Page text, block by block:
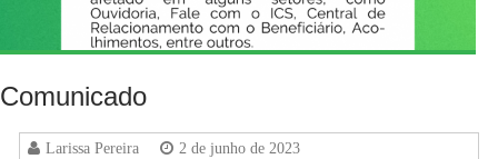
Comunicado
Larissa Pereira 2 de junho de 2023